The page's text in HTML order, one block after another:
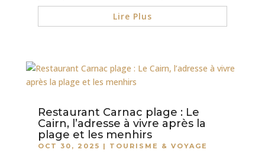
Lire Plus
Restaurant Carnac plage : Le
Cairn, l’adresse à vivre après la
plage et les menhirs
OCT 30, 2025 | TOURISME & VOYAGE